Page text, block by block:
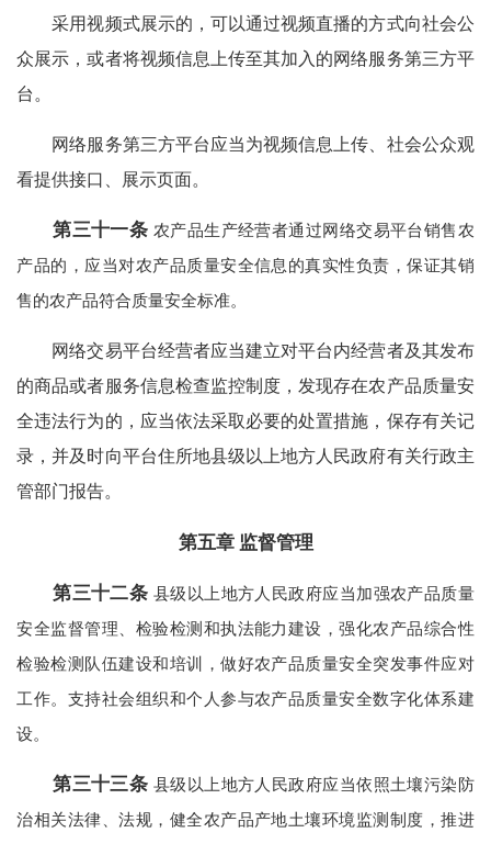
采用视频式展示的，可以通过视频直播的方式向社会公
众展示，或者将视频信息上传至其加入的网络服务第三方平
台。
网络服务第三方平台应当为视频信息上传、社会公众观
看提供接口、展示页面。
第三十一条 农产品生产经营者通过网络交易平台销售农
产品的，应当对农产品质量安全信息的真实性负责，保证其销
售的农产品符合质量安全标准。
网络交易平台经营者应当建立对平台内经营者及其发布
的商品或者服务信息检查监控制度，发现存在农产品质量安
全违法行为的，应当依法采取必要的处置措施，保存有关记
录，并及时向平台住所地县级以上地方人民政府有关行政主
管部门报告。
第五章 监督管理
第三十二条 县级以上地方人民政府应当加强农产品质量
安全监督管理、检验检测和执法能力建设，强化农产品综合性
检验检测队伍建设和培训，做好农产品质量安全突发事件应对
工作。支持社会组织和个人参与农产品质量安全数字化体系建
设。
第三十三条 县级以上地方人民政府应当依照土壤污染防
治相关法律、法规，健全农产品产地土壤环境监测制度，推进